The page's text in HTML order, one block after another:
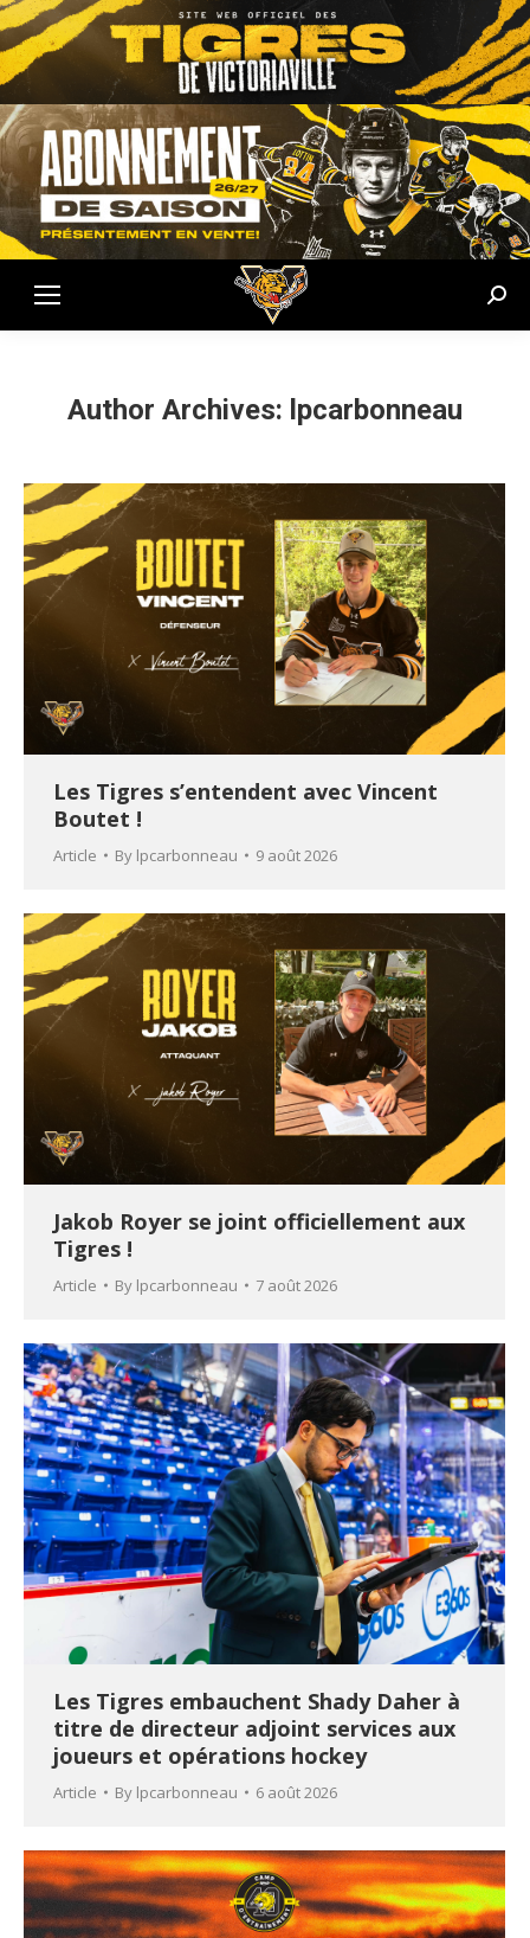
Author Archives: lpcarbonneau
Les Tigres s’entendent avec Vincent
Boutet !
Article By lpcarbonneau 9 août 2026
Jakob Royer se joint officiellement aux
Tigres !
Article By lpcarbonneau 7 août 2026
Les Tigres embauchent Shady Daher à
titre de directeur adjoint services aux
joueurs et opérations hockey
Article By lpcarbonneau 6 août 2026